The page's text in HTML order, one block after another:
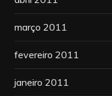
março 2011
fevereiro 2011
janeiro 2011